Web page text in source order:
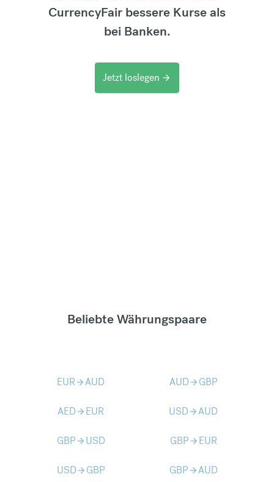
CurrencyFair bessere Kurse als
bei Banken.
Jetzt loslegen arrow_forward
Beliebte Währungspaare
EURarrow_forwardAUD AUDarrow_forward GBP
AEDarrow_forward EUR USDarrow_forwardAUD
GBParrow_forward USD GBParrow_forward EUR
USDarrow_forward GBP GBParrow_forwardAUD